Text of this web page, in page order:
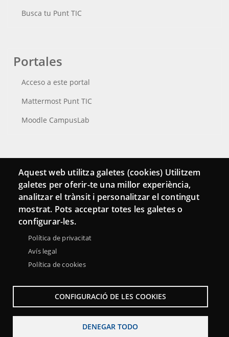
Busca tu Punt TIC
Portales
Acceso a este portal
Mattermost Punt TIC
Moodle CampusLab
Conecta
Contacto
Hemeroteca
Aquest web utilitza galetes (cookies) Utilitzem
galetes per oferir-te una millor experiència,
analitzar el trànsit i personalitzar el contingut
mostrat. Pots acceptar totes les galetes o
configurar-les.
Política de privacitat
Avís legal
Política de cookies
CONFIGURACIÓ DE LES COOKIES
DENEGAR TODO